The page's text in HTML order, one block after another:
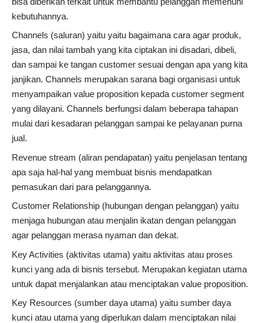
kebutuhannya.
Channels (saluran) yaitu yaitu bagaimana cara agar produk,
jasa, dan nilai tambah yang kita ciptakan ini disadari, dibeli,
dan sampai ke tangan customer sesuai dengan apa yang kita
janjikan. Channels merupakan sarana bagi organisasi untuk
menyampaikan value proposition kepada customer segment
yang dilayani. Channels berfungsi dalam beberapa tahapan
mulai dari kesadaran pelanggan sampai ke pelayanan purna
jual.
Revenue stream (aliran pendapatan) yaitu penjelasan tentang
apa saja hal-hal yang membuat bisnis mendapatkan
pemasukan dari para pelanggannya.
Customer Relationship (hubungan dengan pelanggan) yaitu
menjaga hubungan atau menjalin ikatan dengan pelanggan
agar pelanggan merasa nyaman dan dekat.
Key Activities (aktivitas utama) yaitu aktivitas atau proses
kunci yang ada di bisnis tersebut. Merupakan kegiatan utama
untuk dapat menjalankan atau menciptakan value proposition.
Key Resources (sumber daya utama) yaitu sumber daya
kunci atau utama yang diperlukan dalam menciptakan nilai